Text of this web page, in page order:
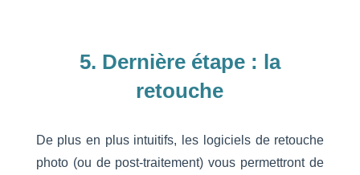
5. Dernière étape : la
retouche
De plus en plus intuitifs, les logiciels de retouche
photo (ou de post-traitement) vous permettront de